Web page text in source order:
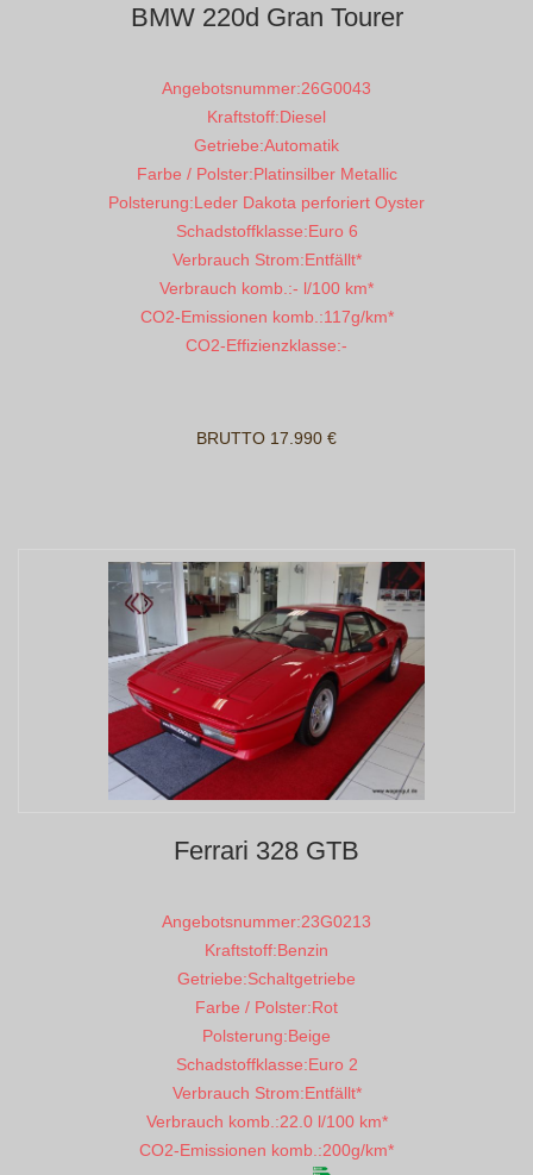
BMW 220d Gran Tourer
Angebotsnummer:26G0043
Kraftstoff:Diesel
Getriebe:Automatik
Farbe / Polster:Platinsilber Metallic
Polsterung:Leder Dakota perforiert Oyster
Schadstoffklasse:Euro 6
Verbrauch Strom:Entfällt*
Verbrauch komb.:- l/100 km*
CO2-Emissionen komb.:117g/km*
CO2-Effizienzklasse:-
BRUTTO 17.990 €
Ferrari 328 GTB
Angebotsnummer:23G0213
Kraftstoff:Benzin
Getriebe:Schaltgetriebe
Farbe / Polster:Rot
Polsterung:Beige
Schadstoffklasse:Euro 2
Verbrauch Strom:Entfällt*
Verbrauch komb.:22.0 l/100 km*
CO2-Emissionen komb.:200g/km*